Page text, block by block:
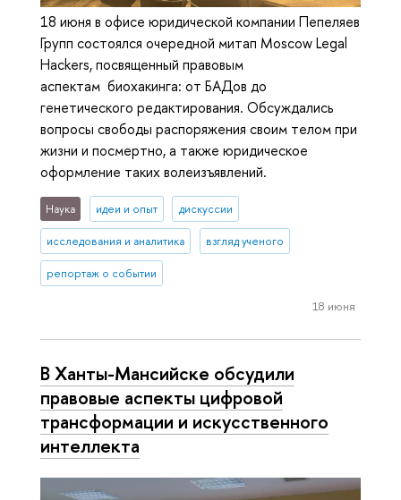
18 июня в офисе юридической компании Пепеляев
Групп состоялся очередной митап Moscow Legal
Hackers, посвященный правовым
аспектам биохакинга: от БАДов до
генетического редактирования. Обсуждались
вопросы свободы распоряжения своим телом при
жизни и посмертно, а также юридическое
оформление таких волеизъявлений.
Наука идеи и опыт дискуссии
исследования и аналитика взгляд ученого
репортаж о событии
18 июня
В Ханты-Мансийске обсудили
правовые аспекты цифровой
трансформации и искусственного
интеллекта